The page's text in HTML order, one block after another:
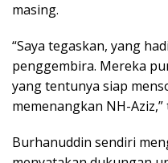
masing.
“Saya tegaskan, yang
penggembira. Mereka
yang tentunya siap
memenangkan NH-
Burhanuddin sendiri